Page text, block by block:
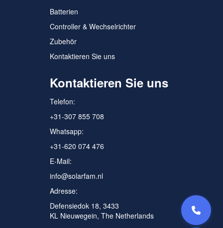
Batterien
Controller & Wechselrichter
Zubehör
Kontaktieren Sie uns
Kontaktieren Sie uns
Telefon:
+31-307 855 708
Whatsapp:
+31-620 074 476
E-Mail:
info@solarfam.nl
Adresse:
Defensiedok 18, 3433
KL Nieuwegein, The Netherlands